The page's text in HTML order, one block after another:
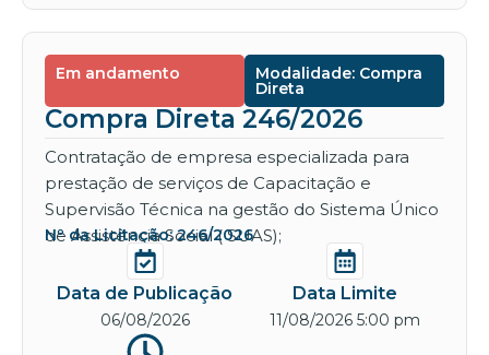
Em andamento Modalidade: Compra
Direta
Compra Direta 246/2026
Contratação de empresa especializada para
prestação de serviços de Capacitação e
Supervisão Técnica na gestão do Sistema Único
de Assistência Social ( SUAS);
Nº da Licitação: 246/2026
Data de Publicação
06/08/2026
Data Limite
11/08/2026 5:00 pm